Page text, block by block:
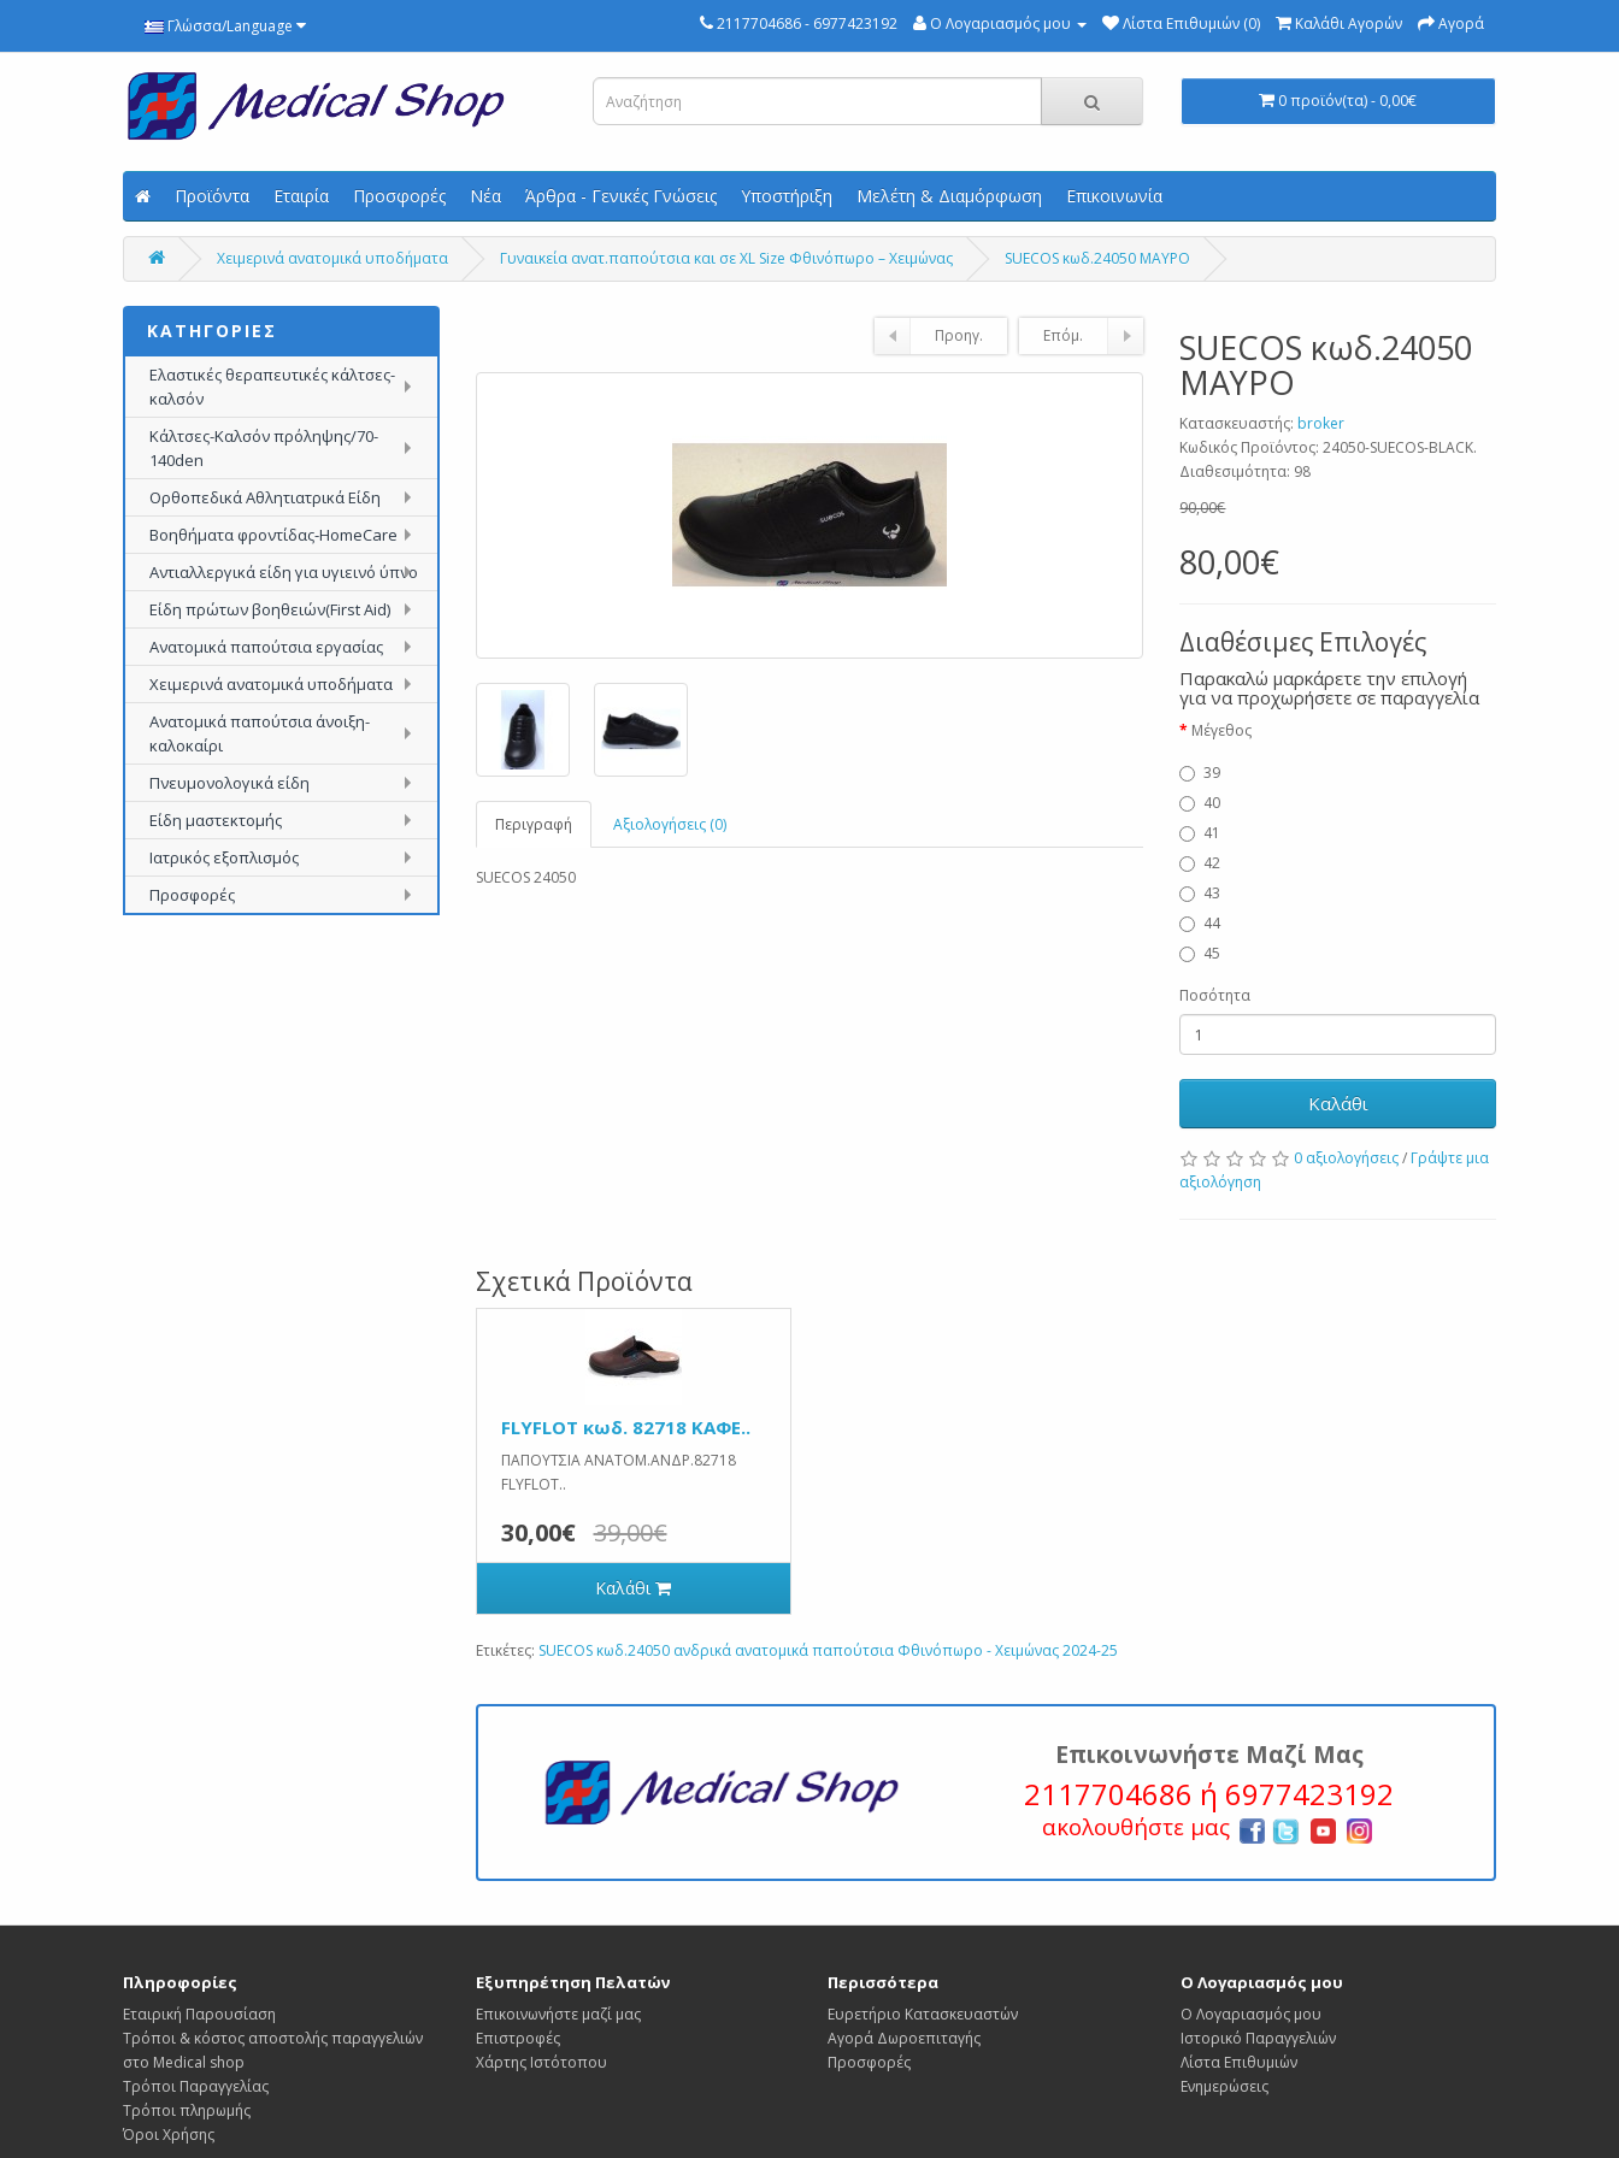
Γλώσσα/Language 2117704686 - 6977423192 Ο Λογαριασμός μου Λίστα Επιθυμιών (0) Καλάθι Αγορών Αγορά
0 προϊόν(τα) - 0,00€
Προϊόντα Εταιρία Προσφορές Νέα Άρθρα - Γενικές Γνώσεις Υποστήριξη Μελέτη & Διαμόρφωση Επικοινωνία
Χειμερινά ανατομικά υποδήματα Γυναικεία ανατ.παπούτσια και σε XL Size Φθινόπωρο – Χειμώνας SUECOS κωδ.24050 ΜΑΥΡΟ
ΚΑΤΗΓΟΡΙΕΣ
Ελαστικές θεραπευτικές κάλτσες-
καλσόν
Κάλτσες-Καλσόν πρόληψης/70-
140den
Ορθοπεδικά Αθλητιατρικά Είδη
Βοηθήματα φροντίδας-HomeCare
Αντιαλλεργικά είδη για υγιεινό ύπνο
Είδη πρώτων βοηθειών(First Aid)
Ανατομικά παπούτσια εργασίας
Χειμερινά ανατομικά υποδήματα
Ανατομικά παπούτσια άνοιξη-
καλοκαίρι
Πνευμονολογικά είδη
Είδη μαστεκτομής
Ιατρικός εξοπλισμός
Προσφορές
Προηγ. Επόμ.
Περιγραφή Αξιολογήσεις (0)
SUECOS 24050
SUECOS κωδ.24050
ΜΑΥΡΟ
Κατασκευαστής: broker
Κωδικός Προϊόντος: 24050-SUECOS-BLACK.
Διαθεσιμότητα: 98
90,00€
80,00€
Διαθέσιμες Επιλογές
Παρακαλώ μαρκάρετε την επιλογή
για να προχωρήσετε σε παραγγελία
Μέγεθος
39
40
41
42
43
44
45
Ποσότητα
Καλάθι
0 αξιολογήσεις/ Γράψτε μια
αξιολόγηση
Σχετικά Προϊόντα
FLYFLOT κωδ. 82718 ΚΑΦΕ..
ΠΑΠΟΥΤΣΙΑ ΑΝΑΤΟΜ.ΑΝΔΡ.82718
FLYFLOT..
30,00€ 39,00€
Καλάθι
Ετικέτες: SUECOS κωδ.24050 ανδρικά ανατομικά παπούτσια Φθινόπωρο - Χειμώνας 2024-25
Επικοινωνήστε Μαζί Μας
2117704686 ή 6977423192
ακολουθήστε μας
Πληροφορίες
Εταιρική Παρουσίαση
Τρόποι & κόστος αποστολής παραγγελιών
στο Medical shop
Τρόποι Παραγγελίας
Τρόποι πληρωμής
Όροι Χρήσης
Εξυπηρέτηση Πελατών
Επικοινωνήστε μαζί μας
Επιστροφές
Χάρτης Ιστότοπου
Περισσότερα
Ευρετήριο Κατασκευαστών
Αγορά Δωροεπιταγής
Προσφορές
Ο Λογαριασμός μου
Ο Λογαριασμός μου
Ιστορικό Παραγγελιών
Λίστα Επιθυμιών
Ενημερώσεις